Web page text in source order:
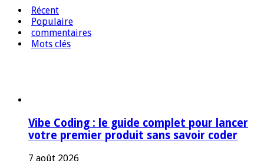
Récent
Populaire
commentaires
Mots clés
Vibe Coding : le guide complet pour lancer
votre premier produit sans savoir coder
7 août 2026